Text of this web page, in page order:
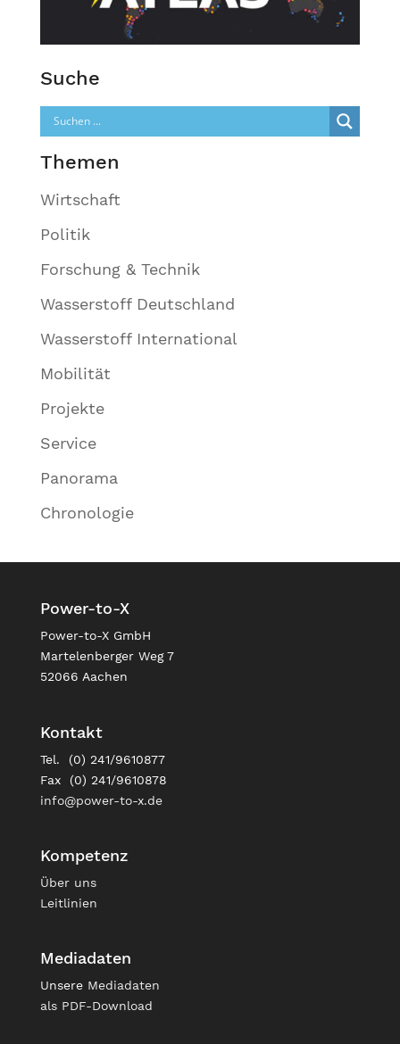
Suche
Themen
Wirtschaft
Politik
Forschung & Technik
Wasserstoff Deutschland
Wasserstoff International
Mobilität
Projekte
Service
Panorama
Chronologie
Power-to-X
Power-to-X GmbH
Martelenberger Weg 7
52066 Aachen
Kontakt
Tel. (0) 241/9610877
Fax (0) 241/9610878
info@power-to-x.de
Kompetenz
Über uns
Leitlinien
Mediadaten
Unsere Mediadaten
als PDF-Download